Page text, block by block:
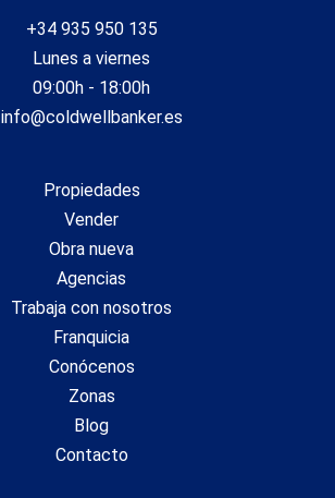
+34 935 950 135
Lunes a viernes
09:00h - 18:00h
info@coldwellbanker.es
Propiedades
Vender
Obra nueva
Agencias
Trabaja con nosotros
Franquicia
Conócenos
Zonas
Blog
Contacto